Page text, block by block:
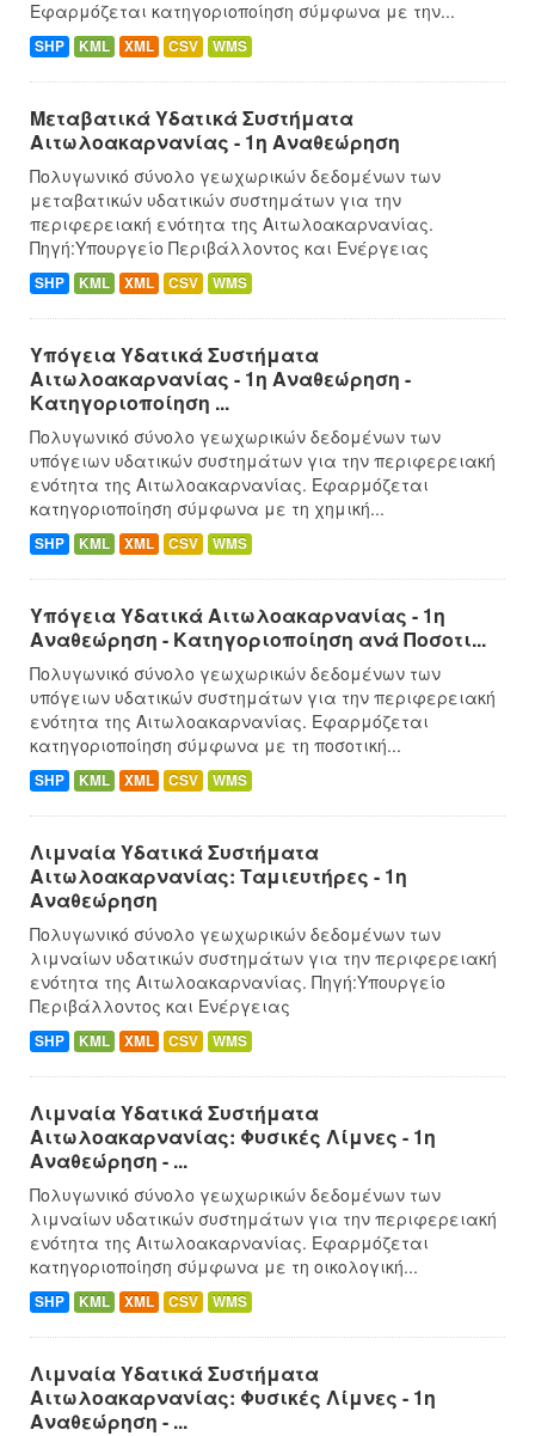
Εφαρμόζεται κατηγοριοποίηση σύμφωνα με την...
SHP KML XML CSV WMS
Μεταβατικά Υδατικά Συστήματα
Αιτωλοακαρνανίας - 1η Αναθεώρηση
Πολυγωνικό σύνολο γεωχωρικών δεδομένων των
μεταβατικών υδατικών συστημάτων για την
περιφερειακή ενότητα της Αιτωλοακαρνανίας.
Πηγή:Υπουργείο Περιβάλλοντος και Ενέργειας
SHP KML XML CSV WMS
Υπόγεια Υδατικά Συστήματα
Αιτωλοακαρνανίας - 1η Αναθεώρηση -
Κατηγοριοποίηση ...
Πολυγωνικό σύνολο γεωχωρικών δεδομένων των
υπόγειων υδατικών συστημάτων για την περιφερειακή
ενότητα της Αιτωλοακαρνανίας. Εφαρμόζεται
κατηγοριοποίηση σύμφωνα με τη χημική...
SHP KML XML CSV WMS
Υπόγεια Υδατικά Αιτωλοακαρνανίας - 1η
Αναθεώρηση - Κατηγοριοποίηση ανά Ποσοτι...
Πολυγωνικό σύνολο γεωχωρικών δεδομένων των
υπόγειων υδατικών συστημάτων για την περιφερειακή
ενότητα της Αιτωλοακαρνανίας. Εφαρμόζεται
κατηγοριοποίηση σύμφωνα με τη ποσοτική...
SHP KML XML CSV WMS
Λιμναία Υδατικά Συστήματα
Αιτωλοακαρνανίας: Ταμιευτήρες - 1η
Αναθεώρηση
Πολυγωνικό σύνολο γεωχωρικών δεδομένων των
λιμναίων υδατικών συστημάτων για την περιφερειακή
ενότητα της Αιτωλοακαρνανίας. Πηγή:Υπουργείο
Περιβάλλοντος και Ενέργειας
SHP KML XML CSV WMS
Λιμναία Υδατικά Συστήματα
Αιτωλοακαρνανίας: Φυσικές Λίμνες - 1η
Αναθεώρηση - ...
Πολυγωνικό σύνολο γεωχωρικών δεδομένων των
λιμναίων υδατικών συστημάτων για την περιφερειακή
ενότητα της Αιτωλοακαρνανίας. Εφαρμόζεται
κατηγοριοποίηση σύμφωνα με τη οικολογική...
SHP KML XML CSV WMS
Λιμναία Υδατικά Συστήματα
Αιτωλοακαρνανίας: Φυσικές Λίμνες - 1η
Αναθεώρηση - ...